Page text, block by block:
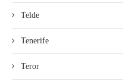
Telde
Tenerife
Teror